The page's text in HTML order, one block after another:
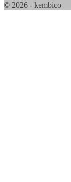
© 2026 - kembico